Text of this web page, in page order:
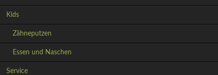
Kids
Zähneputzen
Essen und Naschen
Service